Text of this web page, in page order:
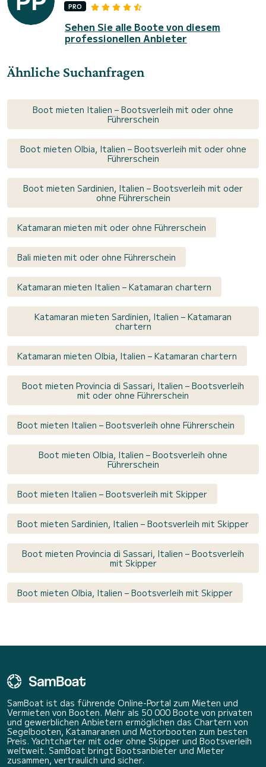
PRO
Sehen Sie alle Boote von diesem
professionellen Anbieter
Ähnliche Suchanfragen
Boot mieten Italien – Bootsverleih mit oder ohne
Führerschein
Boot mieten Olbia, Italien – Bootsverleih mit oder ohne
Führerschein
Boot mieten Sardinien, Italien – Bootsverleih mit oder
ohne Führerschein
Katamaran mieten mit oder ohne Führerschein
Bali mieten mit oder ohne Führerschein
Katamaran mieten Italien – Katamaran chartern
Katamaran mieten Sardinien, Italien – Katamaran
chartern
Katamaran mieten Olbia, Italien – Katamaran chartern
Boot mieten Provincia di Sassari, Italien – Bootsverleih
mit oder ohne Führerschein
Boot mieten Italien – Bootsverleih ohne Führerschein
Boot mieten Olbia, Italien – Bootsverleih ohne
Führerschein
Boot mieten Italien – Bootsverleih mit Skipper
Boot mieten Sardinien, Italien – Bootsverleih mit Skipper
Boot mieten Provincia di Sassari, Italien – Bootsverleih
mit Skipper
Boot mieten Olbia, Italien – Bootsverleih mit Skipper
SamBoat ist das führende Online-Portal zum Mieten und
Vermieten von Booten. Mehr als 50 000 Boote von privaten
und gewerblichen Anbietern ermöglichen das Chartern von
Segelbooten, Katamaranen und Motorbooten zum besten
Preis. Yachtcharter mit oder ohne Skipper und Bootsverleih
weltweit. SamBoat bringt Bootsanbieter und Mieter
zusammen, vertraulich und sicher.